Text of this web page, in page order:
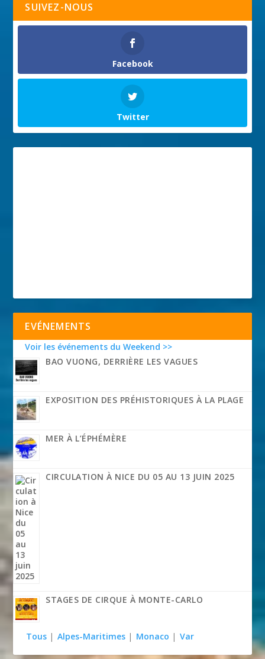
SUIVEZ-NOUS
Facebook
Twitter
EVÉNEMENTS
Voir les événements du Weekend >>
BAO VUONG, DERRIÈRE LES VAGUES
EXPOSITION DES PRÉHISTORIQUES À LA PLAGE
MER À L’ÉPHÉMÈRE
CIRCULATION À NICE DU 05 AU 13 JUIN 2025
STAGES DE CIRQUE À MONTE-CARLO
Tous | Alpes-Maritimes | Monaco | Var